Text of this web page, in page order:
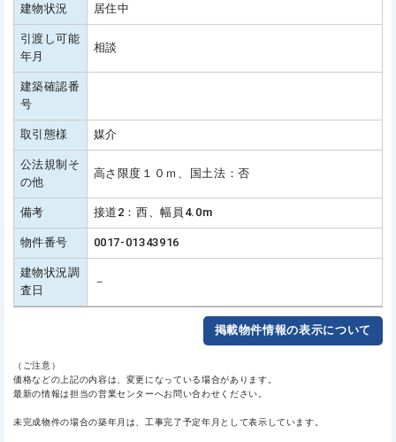
建物状況 居住中
引渡し可能
年月
相談
建築確認番
号
取引態様 媒介
公法規制そ
の他
高さ限度１０ｍ、国土法：否
備考 接道2：西、幅員4.0m
物件番号 0017-01343916
建物状況調
査日
－
掲載物件情報の表示について
（ご注意）
価格などの上記の内容は、変更になっている場合があります。
最新の情報は担当の営業センターへお問い合わせください。
未完成物件の場合の築年月は、工事完了予定年月として表示しています。